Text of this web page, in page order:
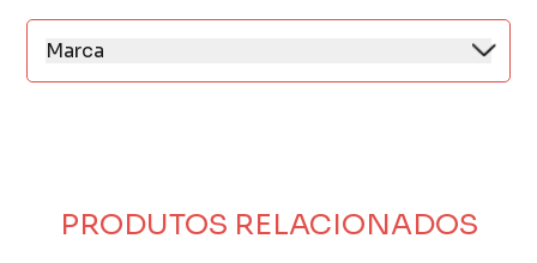
Marca
A Kert é uma empresa de cosméticos que
mulheres e homens, quaisquer que sejam
PRODUTOS RELACIONADOS